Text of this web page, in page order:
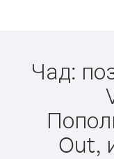
Чад:
Out,